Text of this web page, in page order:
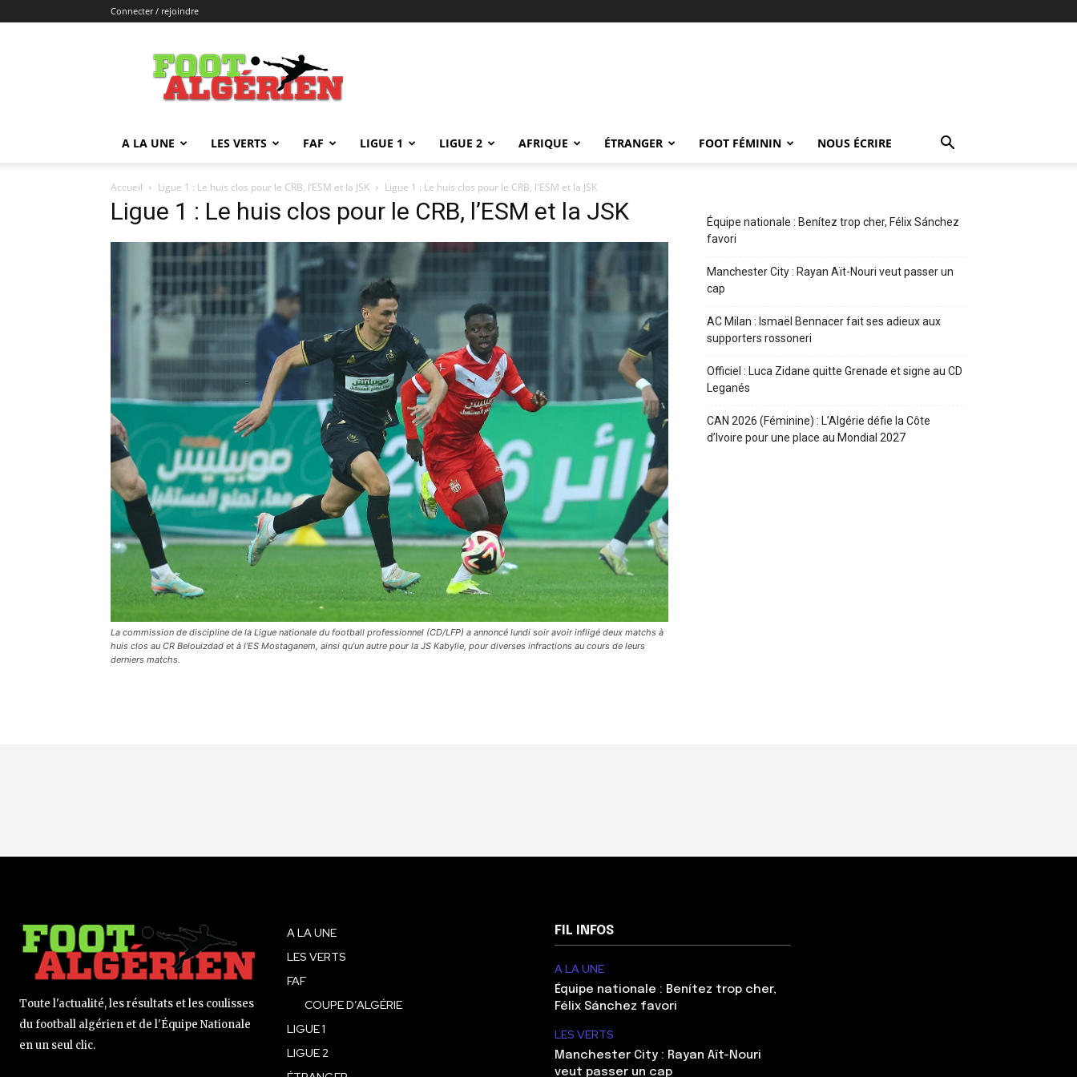
Connecter / rejoindre
FOOTALGERIEN
A LA UNE LES VERTS FAF LIGUE 1 LIGUE 2 AFRIQUE ÉTRANGER FOOT FÉMININ NOUS ÉCRIRE
Accueil Ligue 1 : Le huis clos pour le CRB, l’ESM et la JSK Ligue 1 : Le huis clos pour le CRB, l'ESM et la JSK
Ligue 1 : Le huis clos pour le CRB, l’ESM et la JSK
La commission de discipline de la Ligue nationale du football professionnel (CD/LFP) a annoncé lundi soir avoir infligé deux matchs à
huis clos au CR Belouizdad et à l’ES Mostaganem, ainsi qu’un autre pour la JS Kabylie, pour diverses infractions au cours de leurs
derniers matchs.
Équipe nationale : Benítez trop cher, Félix Sánchez
favori
Manchester City : Rayan Aït-Nouri veut passer un
cap
AC Milan : Ismaël Bennacer fait ses adieux aux
supporters rossoneri
Officiel : Luca Zidane quitte Grenade et signe au CD
Leganés
CAN 2026 (Féminine) : L’Algérie défie la Côte
d’Ivoire pour une place au Mondial 2027
Toute l'actualité, les résultats et les coulisses
du football algérien et de l'Équipe Nationale
en un seul clic.
A LA UNE
LES VERTS
FAF
COUPE D’ALGÉRIE
LIGUE 1
LIGUE 2
FIL INFOS
A LA UNE
Équipe nationale : Benítez trop cher,
Félix Sánchez favori
LES VERTS
Manchester City : Rayan Aït-Nouri
veut passer un cap